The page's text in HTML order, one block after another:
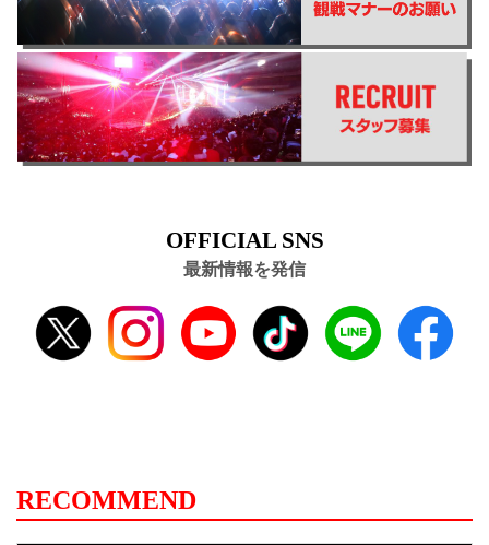
OFFICIAL SNS
最新情報を発信
RECOMMEND